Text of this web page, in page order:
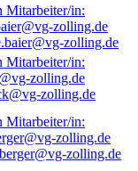
zolling.de
zolling.de
zolling.de